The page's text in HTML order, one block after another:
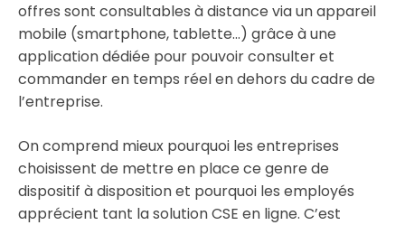
offres sont consultables à distance via un appareil
mobile (smartphone, tablette…) grâce à une
application dédiée pour pouvoir consulter et
commander en temps réel en dehors du cadre de
l’entreprise.
On comprend mieux pourquoi les entreprises
choisissent de mettre en place ce genre de
dispositif à disposition et pourquoi les employés
apprécient tant la solution CSE en ligne. C’est